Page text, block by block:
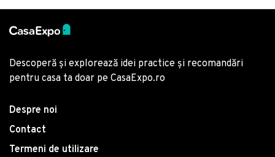
Descoperă și explorează idei practice și recomandări
pentru casa ta doar pe CasaExpo.ro
Despre noi
Contact
Termeni de utilizare